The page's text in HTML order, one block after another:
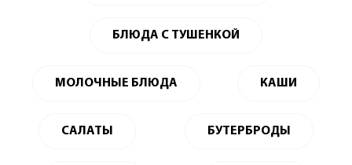
БЛЮДА С ТУШЕНКОЙ
МОЛОЧНЫЕ БЛЮДА КАШИ
САЛАТЫ БУТЕРБРОДЫ